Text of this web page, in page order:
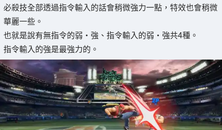
必殺技全部透過指令輸入的話會稍微強力一點，特效也會稍微
華麗一些。
也就是說有無指令的弱・強、指令輸入的弱・強共4種。
指令輸入的強是最強力的。